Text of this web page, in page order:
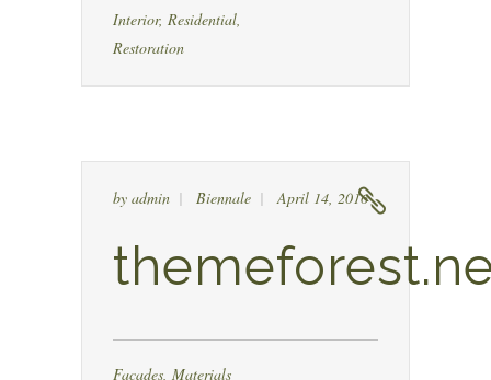
Interior, Residential,
Restoration
by admin Biennale April 14, 2016
Facades, Materials